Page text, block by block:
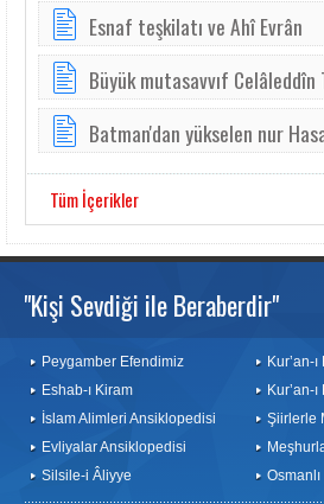
Esnaf teşkilatı ve Ahî Evrân
Büyük mutasavvıf Celâleddîn
Batman'dan yükselen nur
Tüm İçerikler
"Kişi Sevdiği ile Beraberdir"
Peygamber Efendimiz
Eshab-ı Kiram
İslam Alimleri Ansiklopedisi
Evliyalar Ansiklopedisi
Silsile-i Âliyye
Kur’an-
Kur’an-
Şiirlerle